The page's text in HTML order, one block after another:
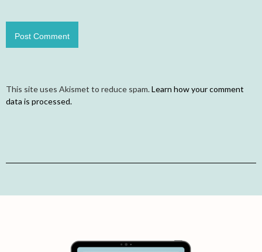
This site uses Akismet to reduce spam.Learn how your comment
data is processed.